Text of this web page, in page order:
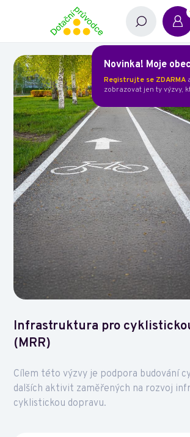
Novinka! Moje obec
Registrujte se ZDARMA
zobrazovat jen ty výzvy,
Infrastruktura pro
(MRR)
Cílem této výzvy je podpora budování
dalších aktivit zaměřených na rozvoj
cyklistickou dopravu.